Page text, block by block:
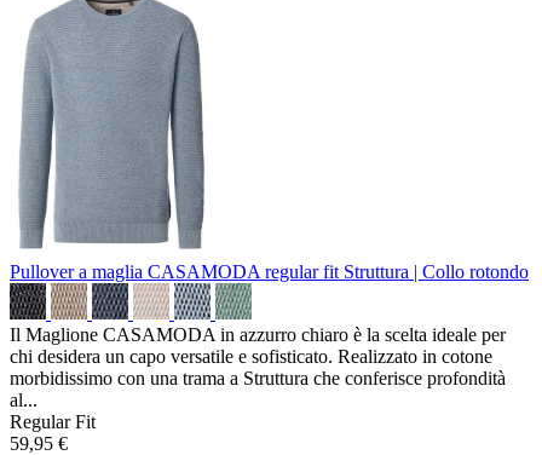
Pullover a maglia CASAMODA regular fit Struttura | Collo rotondo
Il Maglione CASAMODA in azzurro chiaro è la scelta ideale per
chi desidera un capo versatile e sofisticato. Realizzato in cotone
morbidissimo con una trama a Struttura che conferisce profondità
al...
Regular Fit
59,95 €